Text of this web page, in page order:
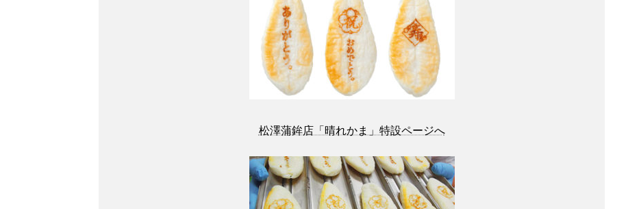
松澤蒲鉾店「晴れかま」特設ページへ